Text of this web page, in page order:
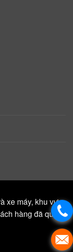
xe máy, khu vực,
hàng đã quan